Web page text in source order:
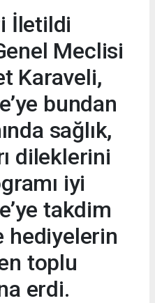
İletildi
Meclisi
Karaveli,
bundan
sağlık,
dileklerini
iyi
takdim
hediyelerin
toplu
erdi.